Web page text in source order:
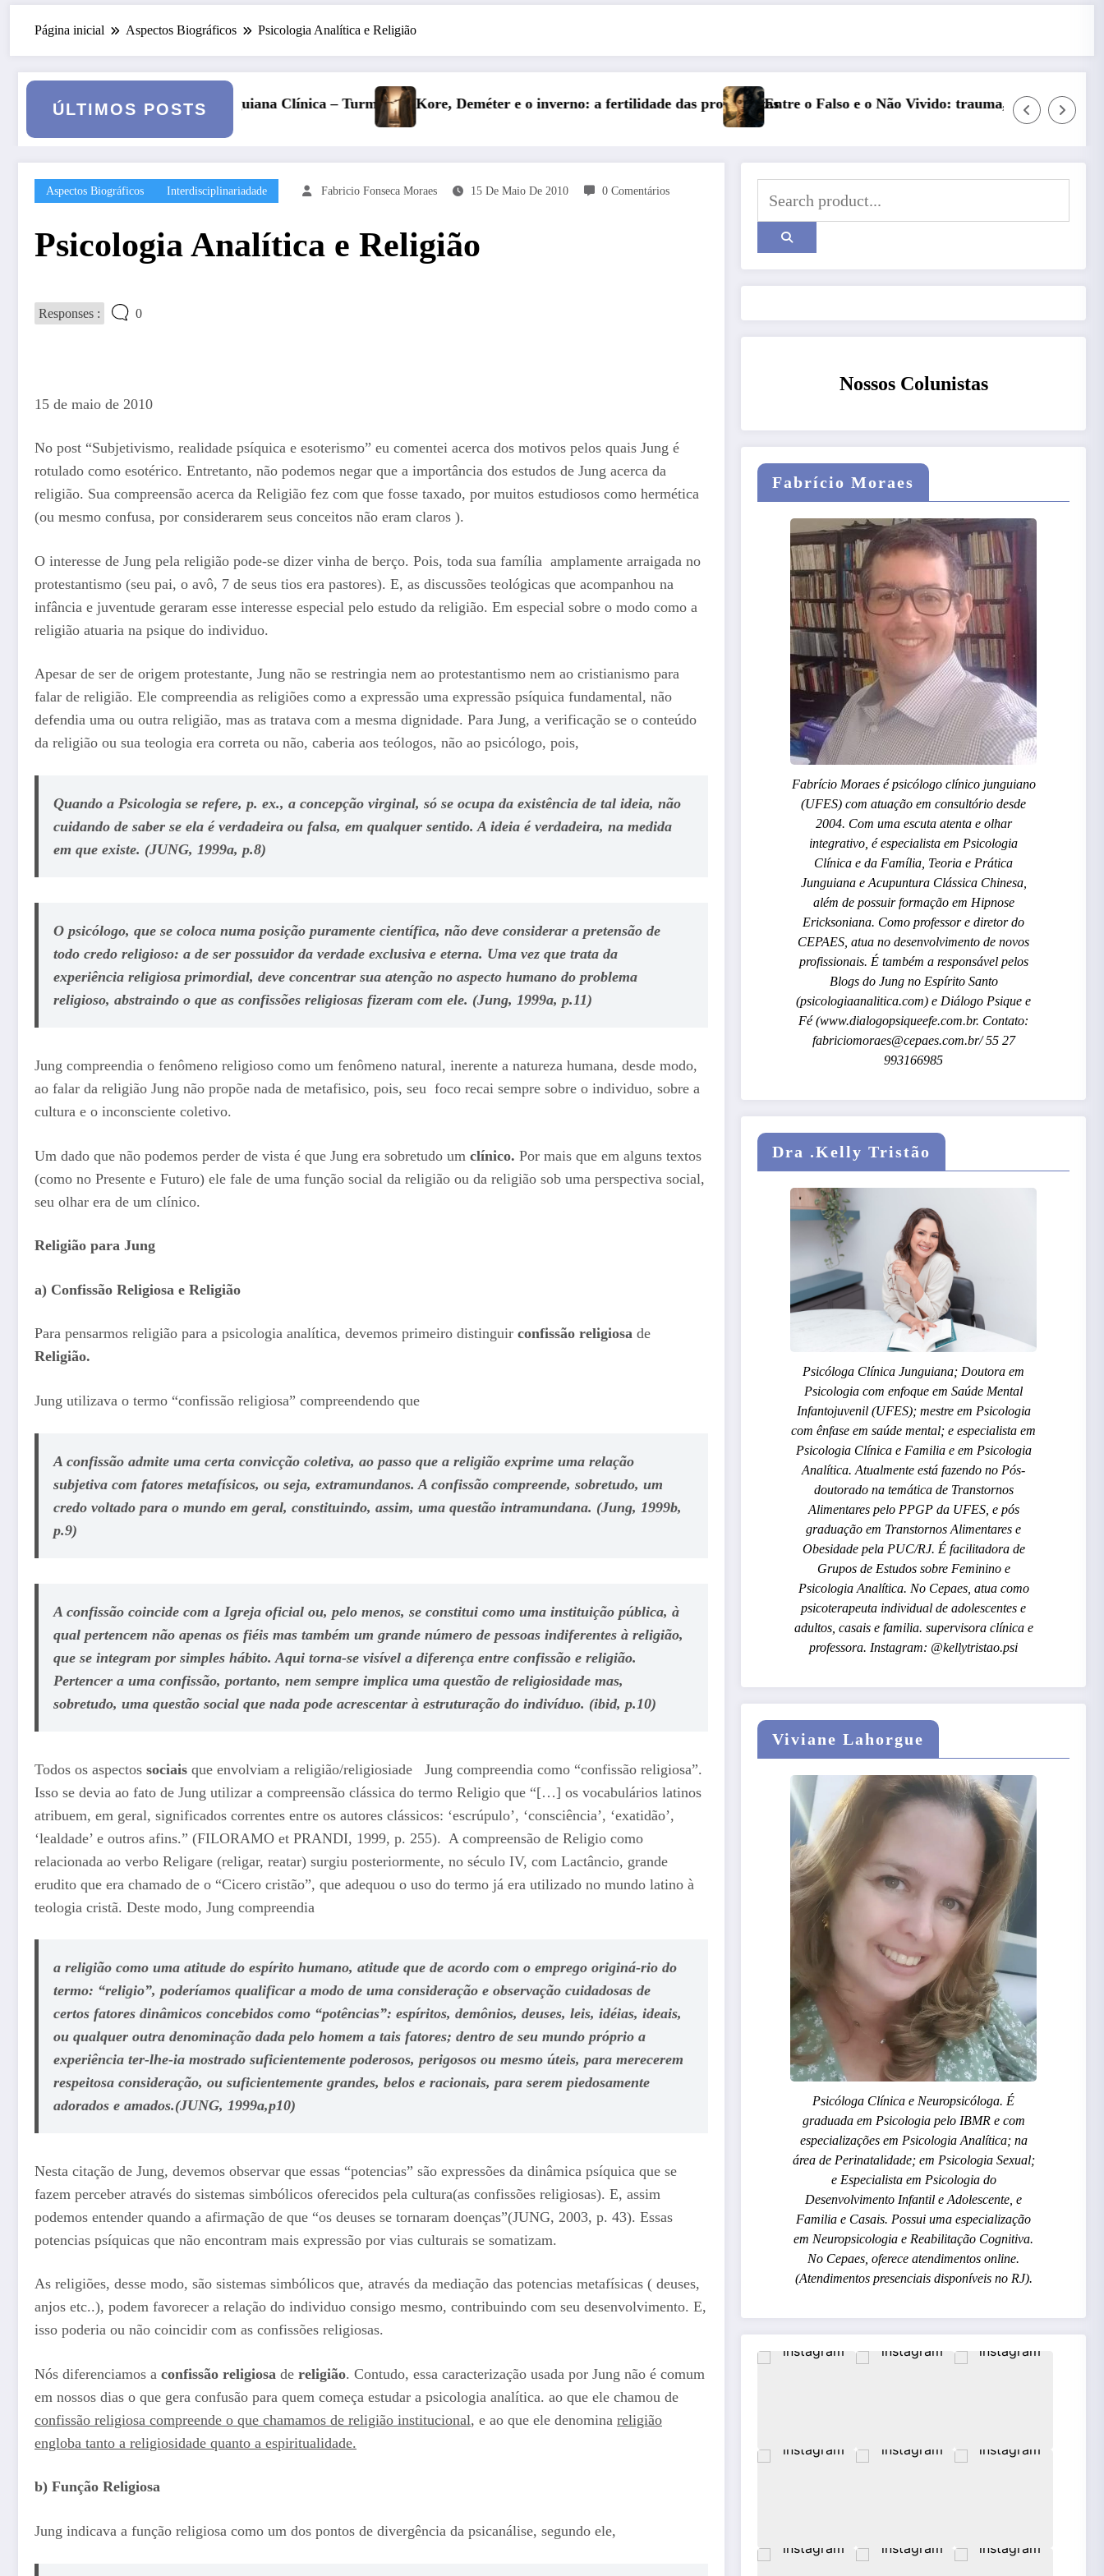
Página inicial Aspectos Biográficos Psicologia Analítica e Religião
ÚLTIMOS POSTS
Clínica – Turma 6 Kore, Deméter e o inverno: a fertilidade das profundezasEntre o Falso e o Não Vivido: trauma, simbolização e cisão do self na personalidade
Série Narciso: Narcisismo Plural
Aspectos Biográficos Interdisciplinariadade Fabricio Fonseca Moraes 15 De Maio De 2010 0 Comentários
Psicologia Analítica e Religião
Responses : 0
15 de maio de 2010
No post “Subjetivismo, realidade psíquica e esoterismo” eu comentei acerca dos motivos pelos quais Jung é
rotulado como esotérico. Entretanto, não podemos negar que a importância dos estudos de Jung acerca da
religião. Sua compreensão acerca da Religião fez com que fosse taxado, por muitos estudiosos como hermética
(ou mesmo confusa, por considerarem seus conceitos não eram claros ).
O interesse de Jung pela religião pode-se dizer vinha de berço. Pois, toda sua família amplamente arraigada no
protestantismo (seu pai, o avô, 7 de seus tios era pastores). E, as discussões teológicas que acompanhou na
infância e juventude geraram esse interesse especial pelo estudo da religião. Em especial sobre o modo como a
religião atuaria na psique do individuo.
Apesar de ser de origem protestante, Jung não se restringia nem ao protestantismo nem ao cristianismo para
falar de religião. Ele compreendia as religiões como a expressão uma expressão psíquica fundamental, não
defendia uma ou outra religião, mas as tratava com a mesma dignidade. Para Jung, a verificação se o conteúdo
da religião ou sua teologia era correta ou não, caberia aos teólogos, não ao psicólogo, pois,
Quando a Psicologia se refere, p. ex., a concepção virginal, só se ocupa da existência de tal ideia, não
cuidando de saber se ela é verdadeira ou falsa, em qualquer sentido. A ideia é verdadeira, na medida
em que existe. (JUNG, 1999a, p.8)
O psicólogo, que se coloca numa posição puramente científica, não deve considerar a pretensão de
todo credo religioso: a de ser possuidor da verdade exclusiva e eterna. Uma vez que trata da
experiência religiosa primordial, deve concentrar sua atenção no aspecto humano do problema
religioso, abstraindo o que as confissões religiosas fizeram com ele. (Jung, 1999a, p.11)
Jung compreendia o fenômeno religioso como um fenômeno natural, inerente a natureza humana, desde modo,
ao falar da religião Jung não propõe nada de metafisico, pois, seu foco recai sempre sobre o individuo, sobre a
cultura e o inconsciente coletivo.
Um dado que não podemos perder de vista é que Jung era sobretudo um clínico. Por mais que em alguns textos
(como no Presente e Futuro) ele fale de uma função social da religião ou da religião sob uma perspectiva social,
seu olhar era de um clínico.
Religião para Jung
a) Confissão Religiosa e Religião
Para pensarmos religião para a psicologia analítica, devemos primeiro distinguir confissão religiosa de
Religião.
Jung utilizava o termo “confissão religiosa” compreendendo que
A confissão admite uma certa convicção coletiva, ao passo que a religião exprime uma relação
subjetiva com fatores metafísicos, ou seja, extramundanos. A confissão compreende, sobretudo, um
credo voltado para o mundo em geral, constituindo, assim, uma questão intramundana. (Jung, 1999b,
p.9)
A confissão coincide com a Igreja oficial ou, pelo menos, se constitui como uma instituição pública, à
qual pertencem não apenas os fiéis mas também um grande número de pessoas indiferentes à religião,
que se integram por simples hábito. Aqui torna-se visível a diferença entre confissão e religião.
Pertencer a uma confissão, portanto, nem sempre implica uma questão de religiosidade mas,
sobretudo, uma questão social que nada pode acrescentar à estruturação do indivíduo. (ibid, p.10)
Todos os aspectos sociais que envolviam a religião/religiosiade Jung compreendia como “confissão religiosa”.
Isso se devia ao fato de Jung utilizar a compreensão clássica do termo Religio que “[…] os vocabulários latinos
atribuem, em geral, significados correntes entre os autores clássicos: ‘escrúpulo’, ‘consciência’, ‘exatidão’,
‘lealdade’ e outros afins.” (FILORAMO et PRANDI, 1999, p. 255). A compreensão de Religio como
relacionada ao verbo Religare (religar, reatar) surgiu posteriormente, no século IV, com Lactâncio, grande
erudito que era chamado de o “Cicero cristão”, que adequou o uso do termo já era utilizado no mundo latino à
teologia cristã. Deste modo, Jung compreendia
a religião como uma atitude do espírito humano, atitude que de acordo com o emprego originá-rio do
termo: “religio”, poderíamos qualificar a modo de uma consideração e observação cuidadosas de
certos fatores dinâmicos concebidos como “potências”: espíritos, demônios, deuses, leis, idéias, ideais,
ou qualquer outra denominação dada pelo homem a tais fatores; dentro de seu mundo próprio a
experiência ter-lhe-ia mostrado suficientemente poderosos, perigosos ou mesmo úteis, para merecerem
respeitosa consideração, ou suficientemente grandes, belos e racionais, para serem piedosamente
adorados e amados.(JUNG, 1999a,p10)
Nesta citação de Jung, devemos observar que essas “potencias” são expressões da dinâmica psíquica que se
fazem perceber através do sistemas simbólicos oferecidos pela cultura(as confissões religiosas). E, assim
podemos entender quando a afirmação de que “os deuses se tornaram doenças”(JUNG, 2003, p. 43). Essas
potencias psíquicas que não encontram mais expressão por vias culturais se somatizam.
As religiões, desse modo, são sistemas simbólicos que, através da mediação das potencias metafísicas ( deuses,
anjos etc..), podem favorecer a relação do individuo consigo mesmo, contribuindo com seu desenvolvimento. E,
isso poderia ou não coincidir com as confissões religiosas.
Nós diferenciamos a confissão religiosa de religião. Contudo, essa caracterização usada por Jung não é comum
em nossos dias o que gera confusão para quem começa estudar a psicologia analítica. ao que ele chamou de
confissão religiosa compreende o que chamamos de religião institucional, e ao que ele denomina religião
engloba tanto a religiosidade quanto a espiritualidade.
b) Função Religiosa
Jung indicava a função religiosa como um dos pontos de divergência da psicanálise, segundo ele,
Nossos Colunistas
Fabrício Moraes
Fabrício Moraes é psicólogo clínico junguiano
(UFES) com atuação em consultório desde
2004. Com uma escuta atenta e olhar
integrativo, é especialista em Psicologia
Clínica e da Família, Teoria e Prática
Junguiana e Acupuntura Clássica Chinesa,
além de possuir formação em Hipnose
Ericksoniana. Como professor e diretor do
CEPAES, atua no desenvolvimento de novos
profissionais. É também a responsável pelos
Blogs do Jung no Espírito Santo
(psicologiaanalitica.com) e Diálogo Psique e
Fé (www.dialogopsiqueefe.com.br. Contato:
fabriciomoraes@cepaes.com.br/ 55 27
993166985
Dra .Kelly Tristão
Psicóloga Clínica Junguiana; Doutora em
Psicologia com enfoque em Saúde Mental
Infantojuvenil (UFES); mestre em Psicologia
com ênfase em saúde mental; e especialista em
Psicologia Clínica e Familia e em Psicologia
Analítica. Atualmente está fazendo no Pós-
doutorado na temática de Transtornos
Alimentares pelo PPGP da UFES, e pós
graduação em Transtornos Alimentares e
Obesidade pela PUC/RJ. É facilitadora de
Grupos de Estudos sobre Feminino e
Psicologia Analítica. No Cepaes, atua como
psicoterapeuta individual de adolescentes e
adultos, casais e familia. supervisora clínica e
professora. Instagram: @kellytristao.psi
Viviane Lahorgue
Psicóloga Clínica e Neuropsicóloga. É
graduada em Psicologia pelo IBMR e com
especializações em Psicologia Analítica; na
área de Perinatalidade; em Psicologia Sexual;
e Especialista em Psicologia do
Desenvolvimento Infantil e Adolescente, e
Familia e Casais. Possui uma especialização
em Neuropsicologia e Reabilitação Cognitiva.
No Cepaes, oferece atendimentos online.
(Atendimentos presenciais disponíveis no RJ).